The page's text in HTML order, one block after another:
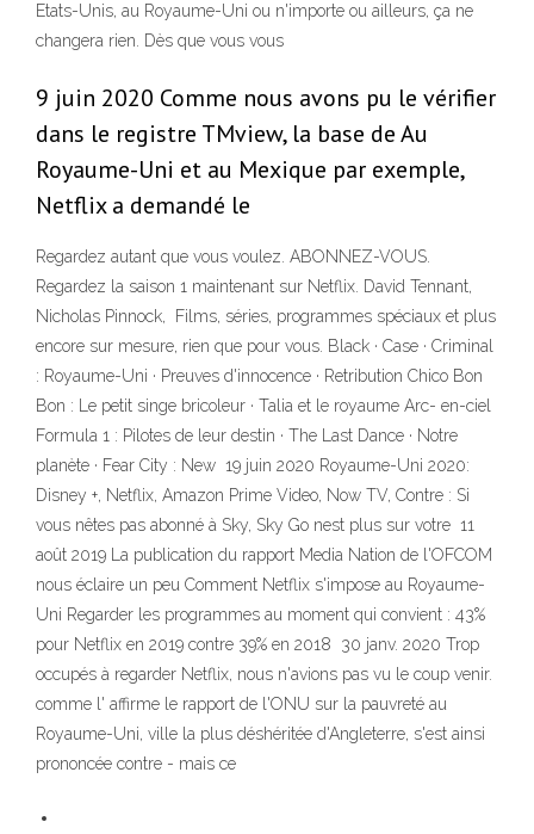
Etats-Unis, au Royaume-Uni ou n'importe ou ailleurs, ça ne
changera rien. Dès que vous vous
9 juin 2020 Comme nous avons pu le vérifier
dans le registre TMview, la base de Au
Royaume-Uni et au Mexique par exemple,
Netflix a demandé le
Regardez autant que vous voulez. ABONNEZ-VOUS.
Regardez la saison 1 maintenant sur Netflix. David Tennant,
Nicholas Pinnock, Films, séries, programmes spéciaux et plus
encore sur mesure, rien que pour vous. Black · Case · Criminal
: Royaume-Uni · Preuves d'innocence · Retribution Chico Bon
Bon : Le petit singe bricoleur · Talia et le royaume Arc- en-ciel
Formula 1 : Pilotes de leur destin · The Last Dance · Notre
planète · Fear City : New 19 juin 2020 Royaume-Uni 2020:
Disney +, Netflix, Amazon Prime Video, Now TV, Contre : Si
vous nêtes pas abonné à Sky, Sky Go nest plus sur votre 11
août 2019 La publication du rapport Media Nation de l'OFCOM
nous éclaire un peu Comment Netflix s'impose au Royaume-
Uni Regarder les programmes au moment qui convient : 43%
pour Netflix en 2019 contre 39% en 2018 30 janv. 2020 Trop
occupés à regarder Netflix, nous n'avions pas vu le coup venir.
comme l' affirme le rapport de l'ONU sur la pauvreté au
Royaume-Uni, ville la plus déshéritée d'Angleterre, s'est ainsi
prononcée contre - mais ce